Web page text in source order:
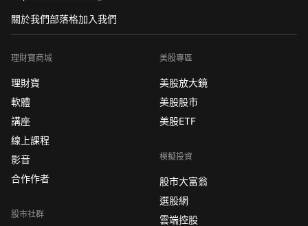
關於我們部落格加入我們
理財寶商城
理財寶
軟體
講座
線上課程
影音
合作作者
股市社群
美股專區
美股放大鏡
美股股市
美股ETF
模擬投資
股市大富翁
選股網
雲端控股